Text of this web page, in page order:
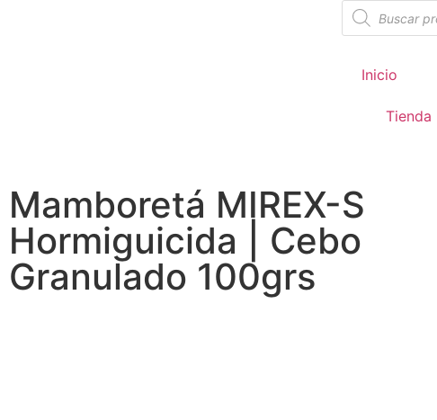
Inicio
Tienda
Mamboretá MIREX-S
Hormiguicida | Cebo
Granulado 100grs